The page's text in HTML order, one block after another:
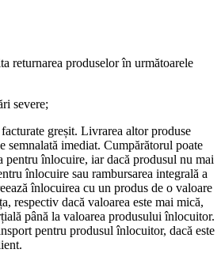
returnarea produselor în următoarele
severe;
greșit. Livrarea altor produse
semnalată imediat. Cumpărătorul poate
pentru înlocuire, iar dacă produsul nu mai
înlocuire sau rambursarea integrală a
înlocuirea cu un produs de o valoare
respectiv dacă valoarea este mai mică,
până la valoarea produsului înlocuitor.
pentru produsul înlocuitor, dacă este